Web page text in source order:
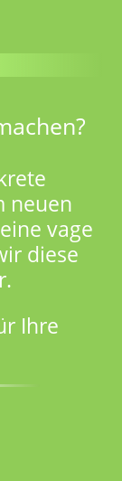
neuen
vage
diese
Ihre